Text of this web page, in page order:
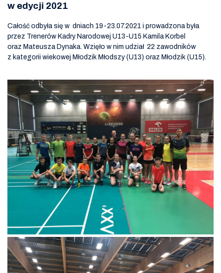
w edycji 2021
Całość odbyła się w dniach 19-23.07.2021 i prowadzona była
przez Trenerów Kadry Narodowej U13-U15 Kamila Korbel
oraz Mateusza Dynaka. Wzięło w nim udział 22 zawodników
z kategorii wiekowej Młodzik Młodszy (U13) oraz Młodzik (U15).